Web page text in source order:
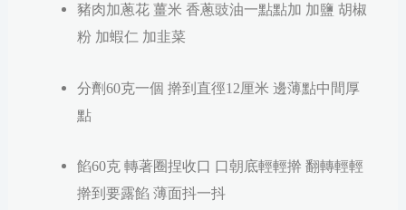
豬肉加蔥花 薑米 香蔥豉油一點點加 加鹽 胡椒
粉 加蝦仁 加韭菜
分劑60克一個 擀到直徑12厘米 邊薄點中間厚
點
餡60克 轉著圈捏收口 口朝底輕輕擀 翻轉輕輕
擀到要露餡 薄面抖一抖